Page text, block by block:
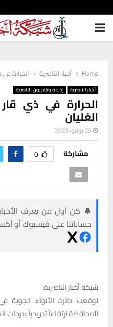
PRIMARY
Home أخبار الناصرية الحرارة
أخبار الناصرية إذاعة وتلفزيون الناصرية
الحرارة في ذي
الغليان
25 يونيو، 2023
مشاركة 0
🔔 كن أول من يعرف الأخبار
حساباتنا على فيسبوك أو
شبكة أخبار الناصرية:
توقعت دائرة الأنواء
المحافظة ارتفاعاً تدريجياً بدرجات الحرارة